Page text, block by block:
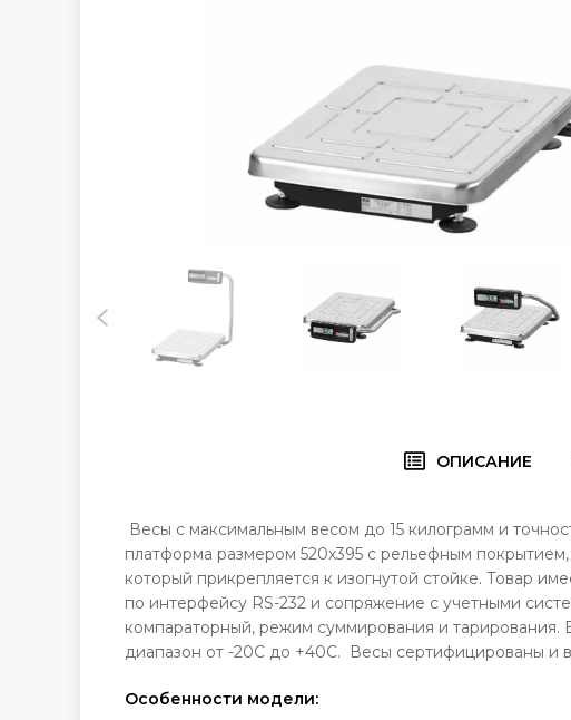
ОПИСАНИЕ
Весы с максимальным весом до 15 килограмм и
платформа размером 520х395 с рельефным
который прикрепляется к изогнутой стойке. Товар
по интерфейсу RS-232 и сопряжение с учетными
компараторный, режим суммирования и
диапазон от -20С до +40С. Весы сертифицированы и
Особенности модели: